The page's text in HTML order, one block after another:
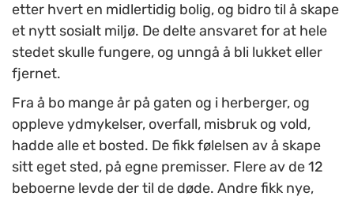
etter hvert en midlertidig bolig, og bidro til å skape
et nytt sosialt miljø. De delte ansvaret for at hele
stedet skulle fungere, og unngå å bli lukket eller
fjernet.
Fra å bo mange år på gaten og i herberger, og
oppleve ydmykelser, overfall, misbruk og vold,
hadde alle et bosted. De fikk følelsen av å skape
sitt eget sted, på egne premisser. Flere av de 12
beboerne levde der til de døde. Andre fikk nye,